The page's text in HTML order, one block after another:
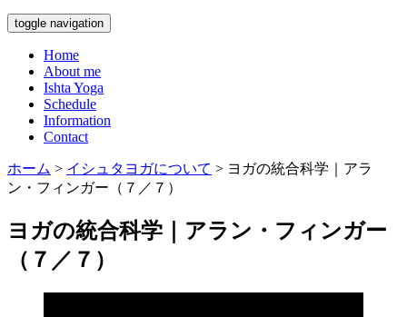
toggle navigation
Home
About me
Ishta Yoga
Schedule
Information
Contact
ホーム > イシュタヨガについて > ヨガの統合科学｜アラ
ン・フィンガー（７／７）
ヨガの統合科学｜アラン・フィンガー
（７／７）